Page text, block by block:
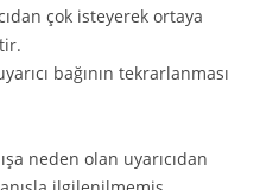
çok isteyerek ortaya
bağının tekrarlanması
neden olan uyarıcıdan